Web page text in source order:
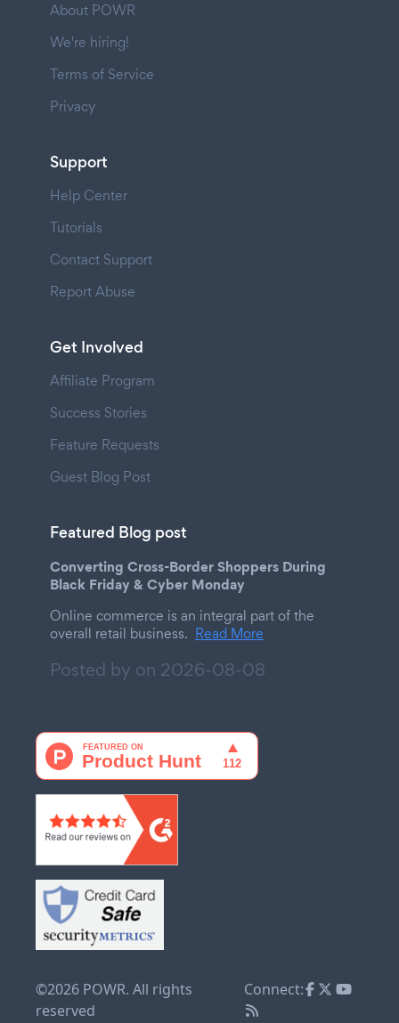
About POWR
We're hiring!
Terms of Service
Privacy
Support
Help Center
Tutorials
Contact Support
Report Abuse
Get Involved
Affiliate Program
Success Stories
Feature Requests
Guest Blog Post
Featured Blog post
Converting Cross-Border Shoppers During
Black Friday & Cyber Monday
Online commerce is an integral part of the
overall retail business. Read More
Posted by on 2026-08-08
©2026 POWR. All rights
reserved
Connect: